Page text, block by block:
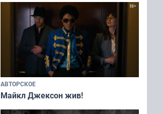
АВТОРСКОЕ
Майкл Джексон жив!